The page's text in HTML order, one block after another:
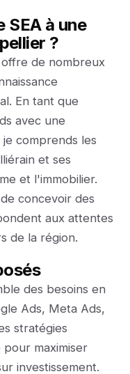
à une
?
de nombreux
En tant que
avec une
comprends les
et ses
et l'immobilier.
concevoir des
aux attentes
de la région.
des besoins en
Ads, Meta Ads,
stratégies
maximiser
investissement.